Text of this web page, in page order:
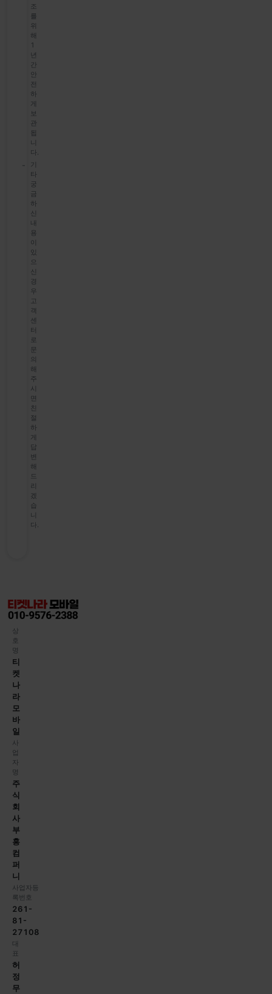
조
를
위
해
1
년
간
안
전
하
게
보
관
됩
니
다.
기
타
궁
금
하
신
내
용
이
있
으
신
경
우
고
객
센
터
로
문
의
해
주
시
면
친
절
하
게
답
변
해
드
리
겠
습
니
다.
상
호
명
티
켓
나
라
모
바
일
사
업
자
명
주
식
회
사
부
흥
컴
퍼
니
사업자등
록번호
261-
81-
27108
대
표
허
정
무